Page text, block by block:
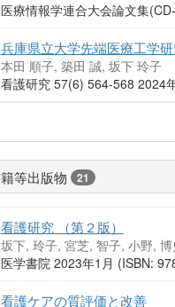
医療情報学連合大会論文集
兵庫県立大学先端医療工学
本田 順子, 築田 誠, 坂下 玲子
看護研究 57(6) 564-568 2024
等出版物 21
看護研究 （第２版）
坂下, 玲子, 宮芝, 智子, 小野, 博
医学書院 2023年1月 (ISBN:
看護ケアの質評価と改善